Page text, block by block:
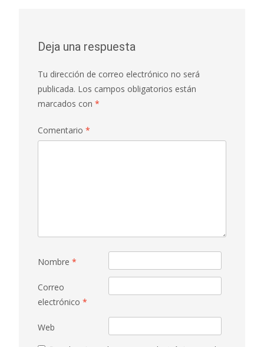
Deja una respuesta
Tu dirección de correo electrónico no será
publicada. Los campos obligatorios están
marcados con *
Comentario *
Nombre *
Correo
electrónico *
Web